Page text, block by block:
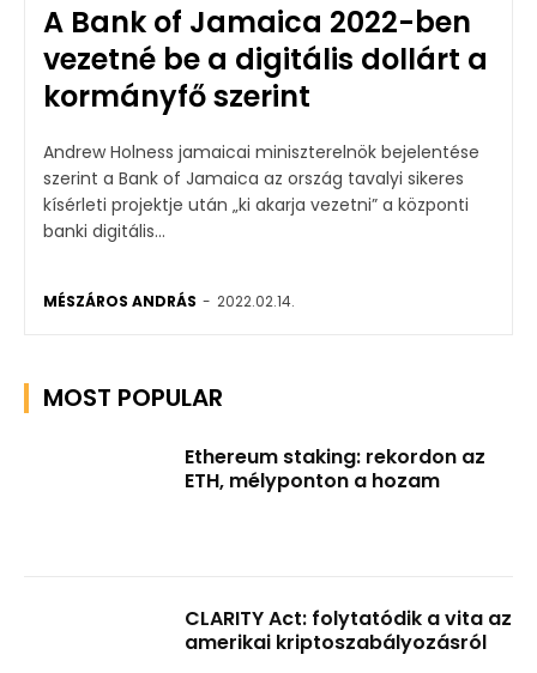
A Bank of Jamaica 2022-ben
vezetné be a digitális dollárt a
kormányfő szerint
Andrew Holness jamaicai miniszterelnök bejelentése
szerint a Bank of Jamaica az ország tavalyi sikeres
kísérleti projektje után „ki akarja vezetni” a központi
banki digitális...
MÉSZÁROS ANDRÁS - 2022.02.14.
MOST POPULAR
Ethereum staking: rekordon az
ETH, mélyponton a hozam
CLARITY Act: folytatódik a vita az
amerikai kriptoszabályozásról